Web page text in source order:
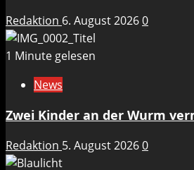
Redaktion 6. August 20260
1 Minute gelesen
News
Zwei Kinder an der Wurm
Redaktion 5. August 20260